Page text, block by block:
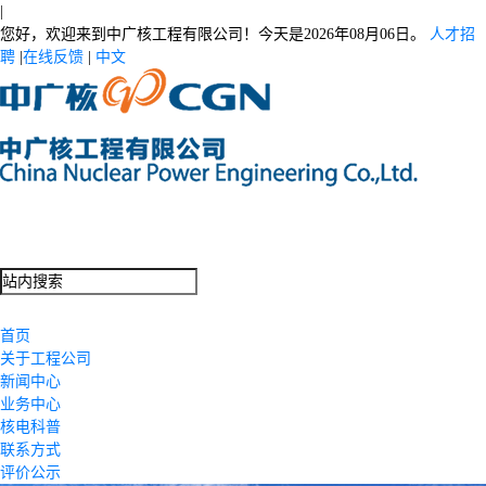
您好，欢迎来到中广核工程有限公司！今天是2026年08月06日。
人才招
聘 在线反馈 中文
首页
关于工程公司
新闻中心
业务中心
核电科普
联系方式
评价公示